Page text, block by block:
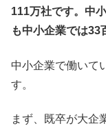
111万社です。中
も中小企業では33
中小企業で働いて
す。
まず、既卒が大企